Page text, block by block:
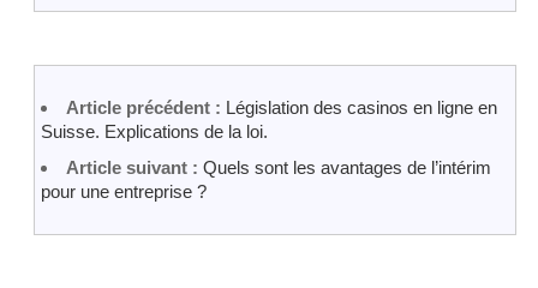
Article précédent : Législation des casinos en ligne en
Suisse. Explications de la loi.
Article suivant : Quels sont les avantages de l’intérim
pour une entreprise ?